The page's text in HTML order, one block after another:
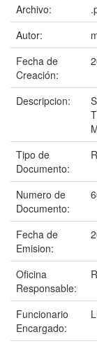
Archivo:
Autor:
Fecha de
Creación:
Descripcion:
Tipo de
Documento:
Numero de
Documento:
Fecha de
Emision:
Oficina
Responsable:
Funcionario
Encargado: